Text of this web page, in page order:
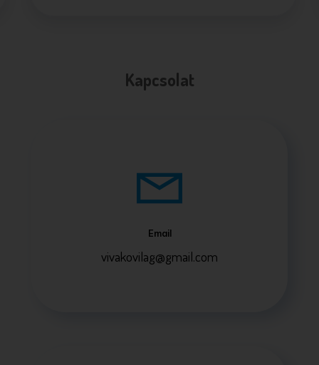
Kapcsolat
Email
vivakovilag@gmail.com